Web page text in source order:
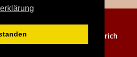
© 2020
webdesign cottbus Ulrich
Tölzer